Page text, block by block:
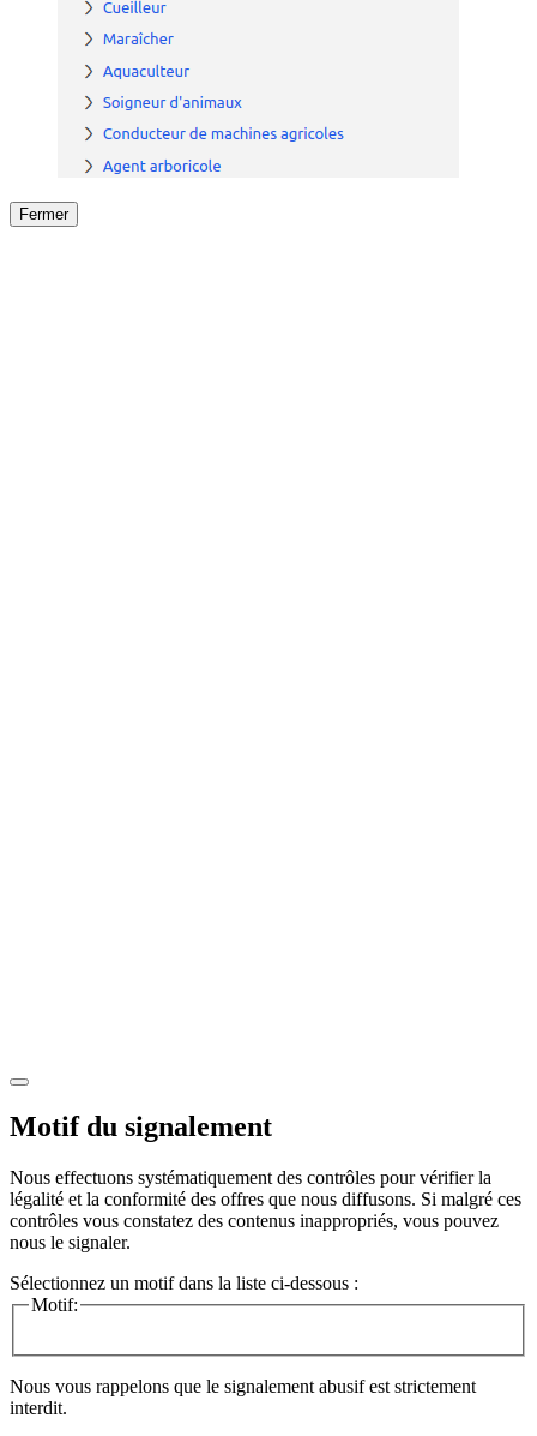
Fermer
Motif du signalement
Nous effectuons systématiquement des contrôles pour vérifier la
légalité et la conformité des offres que nous diffusons. Si malgré ces
contrôles vous constatez des contenus inappropriés, vous pouvez
nous le signaler.
Sélectionnez un motif dans la liste ci-dessous :
Motif:
Nous vous rappelons que le signalement abusif est strictement
interdit.